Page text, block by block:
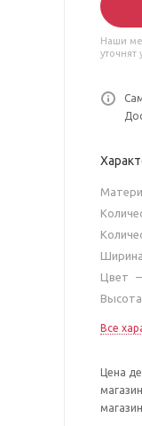
Наши
уточнят
Цвет
Все
Цена